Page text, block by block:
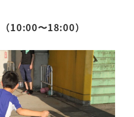
（10:00〜18:00）